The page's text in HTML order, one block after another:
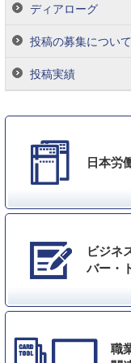
ディアローグ
投稿の募集について
投稿実績
日本労
ビジネ
バー・
職